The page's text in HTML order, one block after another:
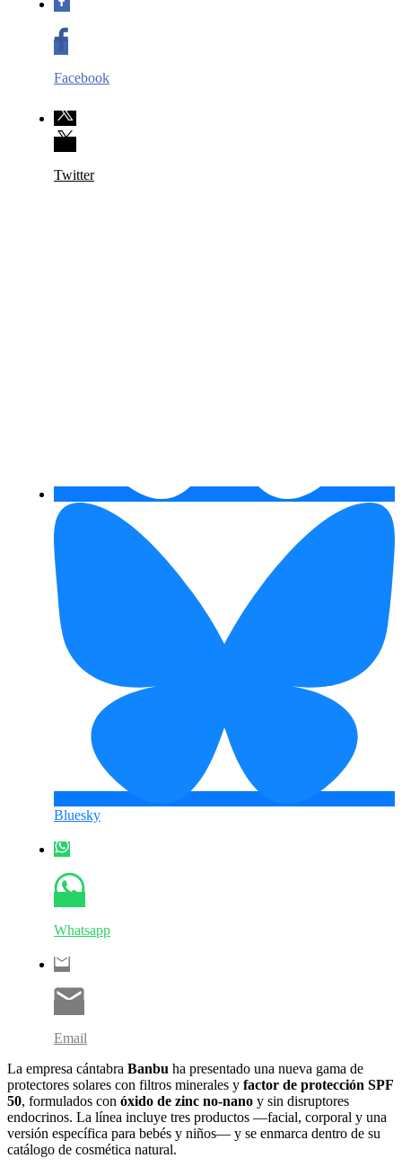
Facebook
Twitter
Bluesky
Whatsapp
Email
La empresa cántabra Banbu ha presentado una nueva gama de
protectores solares con filtros minerales y factor de protección SPF
50, formulados con óxido de zinc no-nano y sin disruptores
endocrinos. La línea incluye tres productos —facial, corporal y una
versión específica para bebés y niños— y se enmarca dentro de su
catálogo de cosmética natural.